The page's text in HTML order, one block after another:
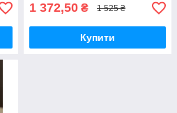
1 372,50 ₴ 1 525 ₴
Купити